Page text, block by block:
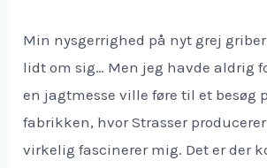
Min nysgerrighed på nyt grej
lidt om sig… Men jeg havde aldrig
en jagtmesse ville føre til et besøg
fabrikken, hvor Strasser
virkelig fascinerer mig. Det er der